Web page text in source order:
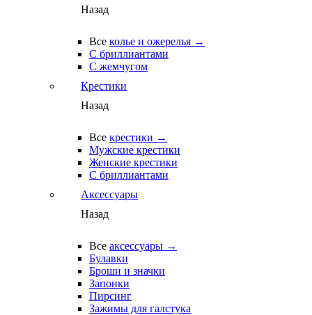
Назад
Все колье и ожерелья →
С бриллиантами
С жемчугом
Крестики
Назад
Все крестики →
Мужские крестики
Женские крестики
С бриллиантами
Аксессуары
Назад
Все аксессуары →
Булавки
Броши и значки
Запонки
Пирсинг
Зажимы для галстука